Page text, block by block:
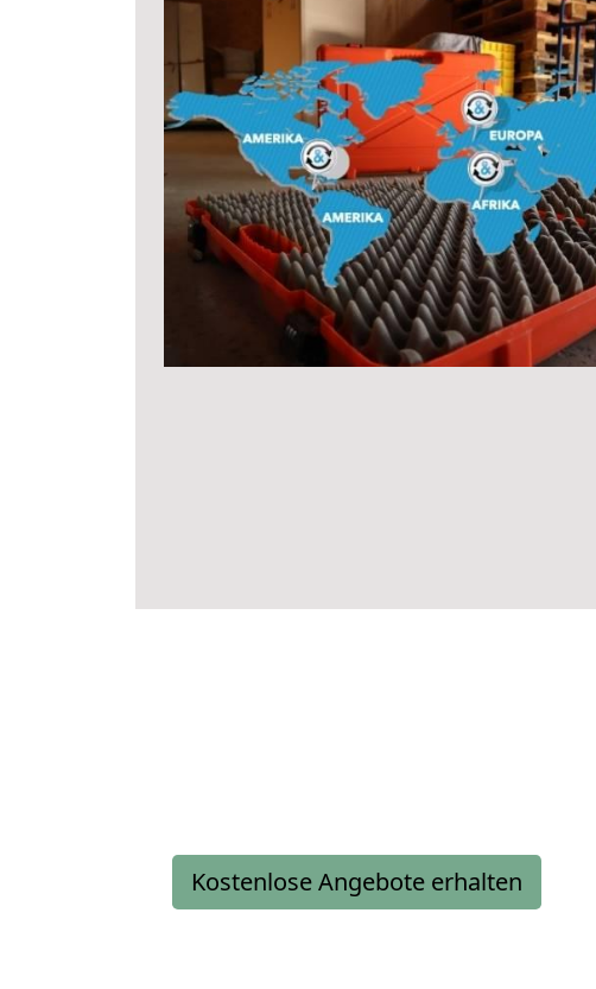
Kostenlose Angebote erhalten